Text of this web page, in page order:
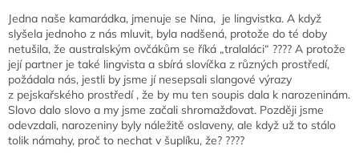
Jedna naše kamarádka, jmenuje se Nina, je lingvistka. A když
slyšela jednoho z nás mluvit, byla nadšená, protože do té doby
netušila, že australským ovčákům se říká „tralaláci“ ???? A protože
její partner je také lingvista a sbírá slovíčka z různých prostředí,
požádala nás, jestli by jsme jí nesepsali slangové výrazy
z pejskařského prostředí , že by mu ten soupis dala k narozeninám.
Slovo dalo slovo a my jsme začali shromažďovat. Později jsme
odevzdali, narozeniny byly náležitě oslaveny, ale když už to stálo
tolik námahy, proč to nechat v šuplíku, že? ????